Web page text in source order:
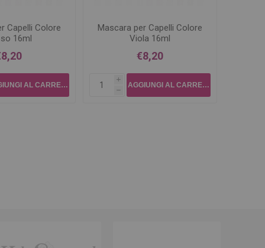
Capelli Colore
16ml
Mascara per Capelli Colore
Viola 16ml
€8,20
i
h